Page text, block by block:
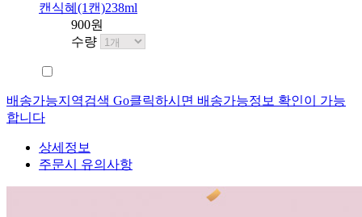
캔식혜(1캔)238ml
900원
수량
배송가능지역검색 Go클릭하시면 배송가능정보 확인이 가능
합니다
상세정보
주문시 유의사항